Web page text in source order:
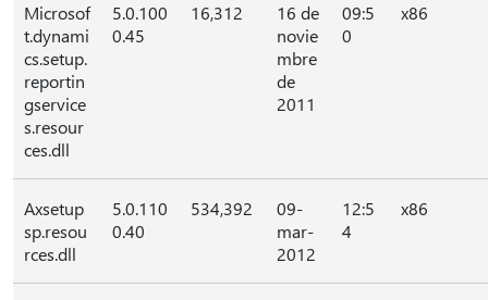
Microsof
t.dynami
cs.setup.
reportin
gservice
s.resour
ces.dll
5.0.100
0.45
16,312
16 de
novie
mbre
de
2011
09:5
0
x86
Axsetup
sp.resou
rces.dll
5.0.110
0.40
534,392
09-
mar-
2012
12:5
4
x86